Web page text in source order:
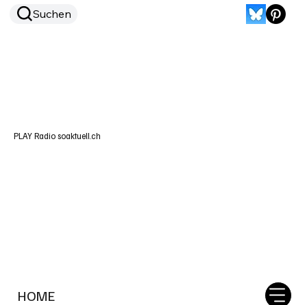
HOME
Suchen
PLAY Radio soaktuell.ch